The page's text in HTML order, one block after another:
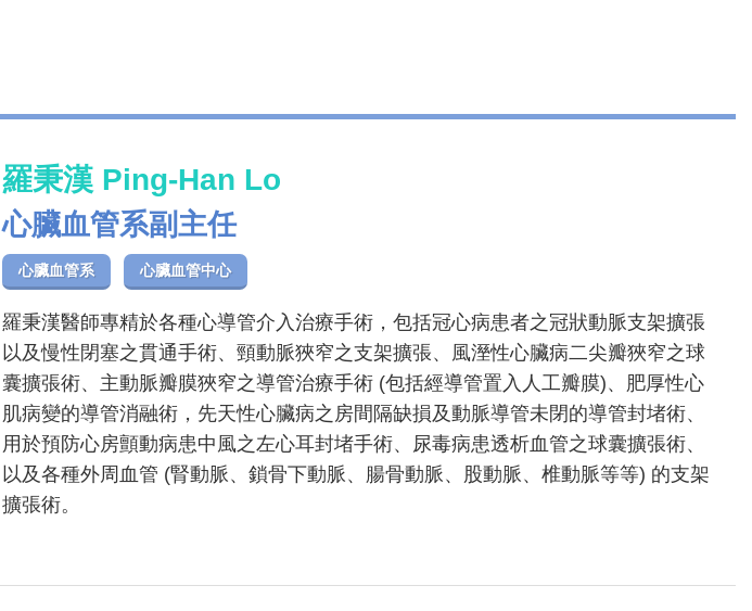
羅秉漢 Ping-Han Lo
心臟血管系副主任
心臟血管系 心臟血管中心
羅秉漢醫師專精於各種心導管介入治療手術，包括冠心病患者之冠狀動脈支架擴張
以及慢性閉塞之貫通手術、頸動脈狹窄之支架擴張、風溼性心臟病二尖瓣狹窄之球
囊擴張術、主動脈瓣膜狹窄之導管治療手術 (包括經導管置入人工瓣膜)、肥厚性心
肌病變的導管消融術，先天性心臟病之房間隔缺損及動脈導管未閉的導管封堵術、
用於預防心房顫動病患中風之左心耳封堵手術、尿毒病患透析血管之球囊擴張術、
以及各種外周血管 (腎動脈、鎖骨下動脈、腸骨動脈、股動脈、椎動脈等等) 的支架
擴張術。